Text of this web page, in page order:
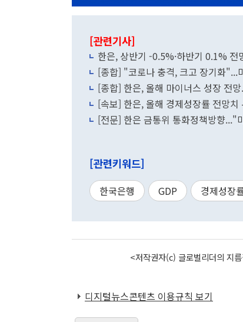
[관련기사]
한은, 상반기 -0.5%·하반기 0.1% 전
[종합] "코로나 충격, 크고 장기화"...
[종합] 한은, 올해 마이너스 성장 전
[속보] 한은, 올해 경제성장률 전망
[전문] 한은 금통위 통화정책방향..."
[관련키워드]
한국은행 GDP 경제성장
<저작권자(c) 글로벌리더의 지
디지털뉴스콘텐츠 이용규칙 보기